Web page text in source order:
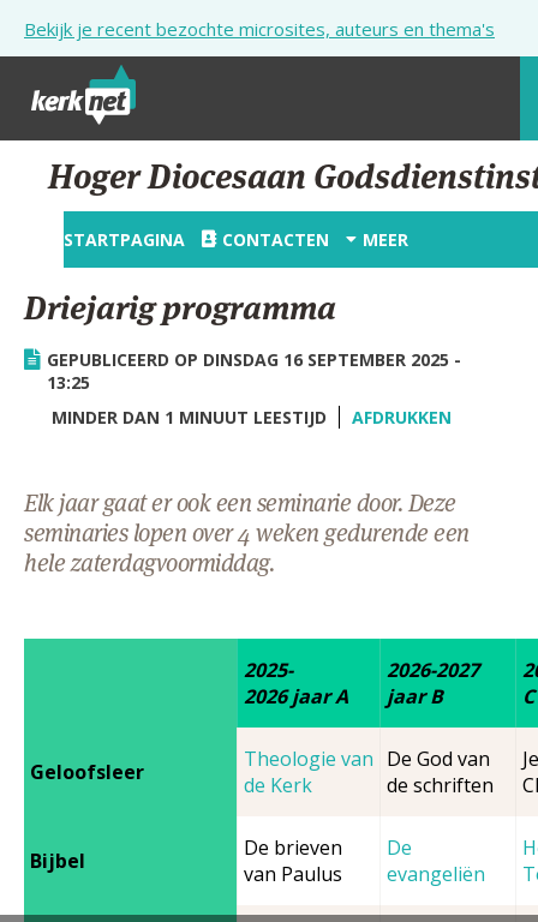
Bekijk je recent bezochte microsites, auteurs en thema's
STARTPAGINA
KERK
VIERINGEN
SHOP
ZOEKEN
HULP
MIJN PAROCHIE
AANMELDEN OF REGISTREREN
Hoger Diocesaan
STARTPAGINA CONTACTEN MEER
Driejarig programma
GEPUBLICEERD OP DINSDAG 16 SEPTEMBER 2025 -
13:25
MINDER DAN 1 MINUUT LEESTIJD
AFDRUKKEN
Elk jaar gaat er ook een seminarie door. Deze
seminaries lopen over 4 weken gedurende een
hele zaterdagvoormiddag.
2025-
2026 jaar A
2026-2027
jaar B
C
Geloofsleer
Theologie van
de Kerk
De God van
de schriften
Bijbel
De brieven
van Paulus
De
evangeliën